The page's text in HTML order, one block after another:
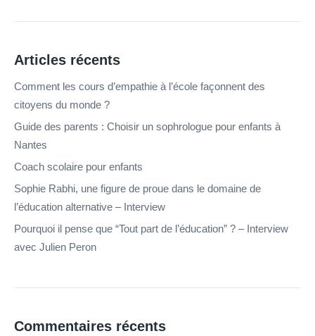
Articles récents
Comment les cours d’empathie à l’école façonnent des
citoyens du monde ?
Guide des parents : Choisir un sophrologue pour enfants à
Nantes
Coach scolaire pour enfants
Sophie Rabhi, une figure de proue dans le domaine de
l’éducation alternative – Interview
Pourquoi il pense que “Tout part de l’éducation” ? – Interview
avec Julien Peron
Commentaires récents